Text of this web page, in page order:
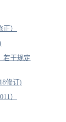
）
若干规定
修订)
）